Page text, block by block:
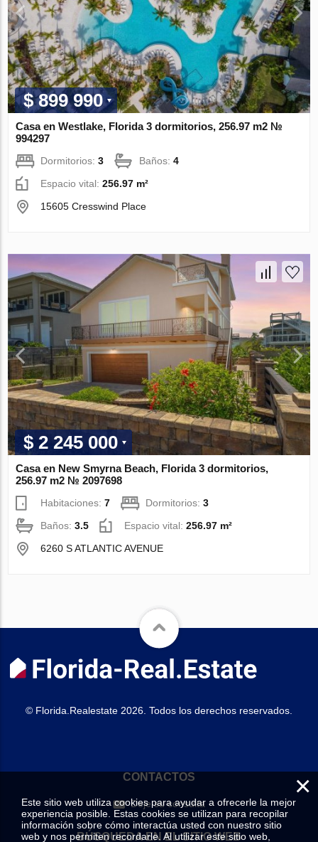
$ 899 990
Casa en Westlake, Florida 3 dormitorios, 256.97 m2 №
994297
Dormitorios:3 Baños:4
Espacio vital:256.97 m²
15605 Cresswind Place
$ 2 245 000
Casa en New Smyrna Beach, Florida 3 dormitorios,
256.97 m2 № 2097698
Habitaciones:7 Dormitorios:3
Baños:3.5 Espacio vital:256.97 m²
6260 S ATLANTIC AVENUE
© Florida.Realestate 2026. Todos los derechos reservados.
CONTACTOS
Deje su consulta
BÚSQUEDA EN EL SITIO WEB
×
Este sitio web utiliza cookies para ayudar a ofrecerle la mejor
experiencia posible. Estas cookies se utilizan para recopilar
información sobre cómo interactúa usted con nuestro sitio
web y nos permiten recordarle. Al utilizar este sitio web,